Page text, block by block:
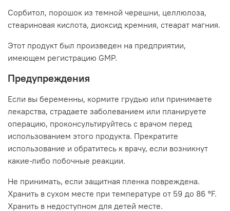
Сорбитол, порошок из темной черешни, целлюлоза,
стеариновая кислота, диоксид кремния, стеарат магния.
Этот продукт был произведен на предприятии,
имеющем регистрацию GMP.
Предупреждения
Если вы беременны, кормите грудью или принимаете
лекарства, страдаете заболеванием или планируете
операцию, проконсультируйтесь с врачом перед
использованием этого продукта. Прекратите
использование и обратитесь к врачу, если возникнут
какие-либо побочные реакции.
Не принимать, если защитная пленка повреждена.
Хранить в сухом месте при температуре от 59 до 86 ºF.
Хранить в недоступном для детей месте.